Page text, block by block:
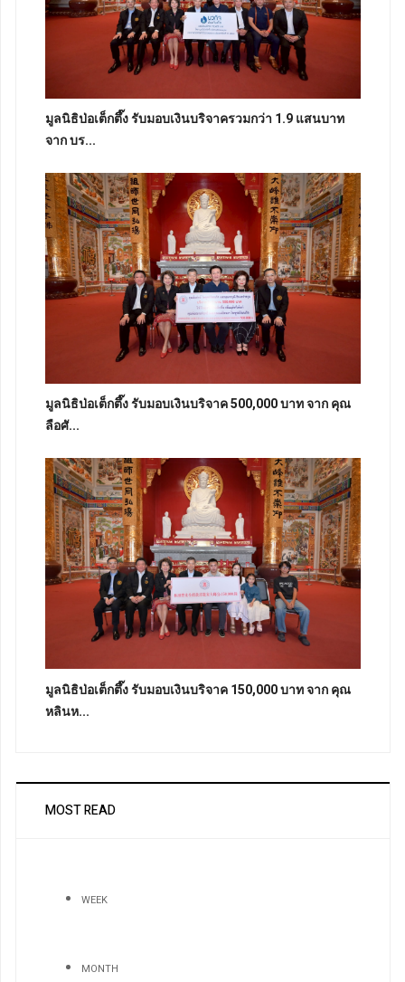
มูลนิธิป่อเต็กตึ๊ง รับมอบเงินบริจาครวมกว่า 1.9 แสนบาท
จาก บร...
มูลนิธิป่อเต็กตึ๊ง รับมอบเงินบริจาค 500,000 บาท จาก คุณ
ลือศั...
มูลนิธิป่อเต็กตึ๊ง รับมอบเงินบริจาค 150,000 บาท จาก คุณ
หลินห...
MOST READ
WEEK
MONTH